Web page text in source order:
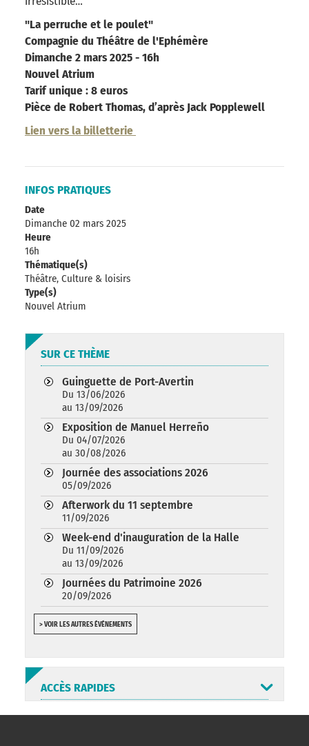
"La perruche et le poulet"
Compagnie du Théâtre de l'Ephémère
Dimanche 2 mars 2025 - 16h
Nouvel Atrium
Tarif unique : 8 euros
Pièce de Robert Thomas, d’après Jack Popplewell
Lien vers la billetterie
INFOS PRATIQUES
Date
Dimanche 02 mars 2025
Heure
16h
Thématique(s)
Théâtre, Culture & loisirs
Type(s)
Nouvel Atrium
SUR CE THÈME
Guinguette de Port-Avertin
Du 13/06/2026
au 13/09/2026
Exposition de Manuel Herreño
Du 04/07/2026
au 30/08/2026
Journée des associations 2026
05/09/2026
Afterwork du 11 septembre
11/09/2026
Week-end d'inauguration de la Halle
Du 11/09/2026
au 13/09/2026
Journées du Patrimoine 2026
20/09/2026
> VOIR LES AUTRES ÉVÉNEMENTS
ACCÈS RAPIDES